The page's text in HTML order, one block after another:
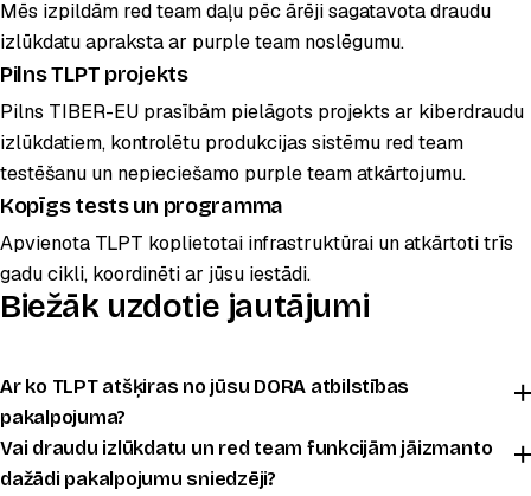
Mēs izpildām red team daļu pēc ārēji sagatavota draudu
izlūkdatu apraksta ar purple team noslēgumu.
Pilns TLPT projekts
Pilns TIBER-EU prasībām pielāgots projekts ar kiberdraudu
izlūkdatiem, kontrolētu produkcijas sistēmu red team
testēšanu un nepieciešamo purple team atkārtojumu.
Kopīgs tests un programma
Apvienota TLPT koplietotai infrastruktūrai un atkārtoti trīs
gadu cikli, koordinēti ar jūsu iestādi.
Biežāk uzdotie jautājumi
Ar ko TLPT atšķiras no jūsu DORA atbilstības
pakalpojuma?
Vai draudu izlūkdatu un red team funkcijām jāizmanto
dažādi pakalpojumu sniedzēji?